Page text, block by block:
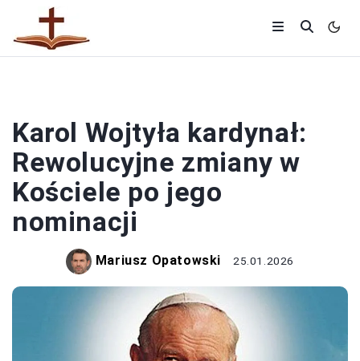
Karol Wojtyła kardynał:
Rewolucyjne zmiany w
Kościele po jego
nominacji
Mariusz Opatowski 25.01.2026